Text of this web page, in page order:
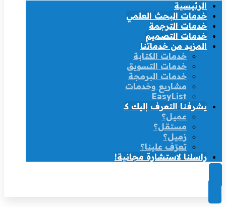
الرئيسية
خدمات البحث العلمي
خدمات الترجمة
خدمات التصميم
المزيد من خدماتنا
خدمات الكتابة
خدمات التسويق
خدمات البرمجة
مشاريع وخدمات
EasyList
يشرفنا التعرف إليك كـ
عميل؟
مستقل؟
زميل؟
تعرّف علينا؟
راسلنا لاستشارة مجانية!